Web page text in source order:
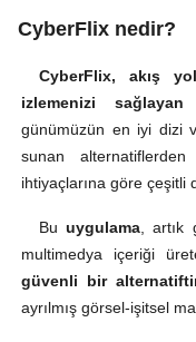
CyberFlix nedir?
CyberFlix, akış
izlemenizi
günümüzün en iyi dizi
sunan alternatiflerden
ihtiyaçlarına göre çeşitli
Buuygulama ,
multimedya içeriği
güvenli bir
ayrılmış görsel-işitsel